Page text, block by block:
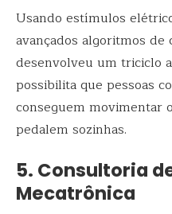
Usando estímulos
avançados algoritmos
desenvolveu um triciclo
possibilita que pessoas
conseguem movimentar
pedalem sozinhas.
5. Consultoria
Mecatrônica